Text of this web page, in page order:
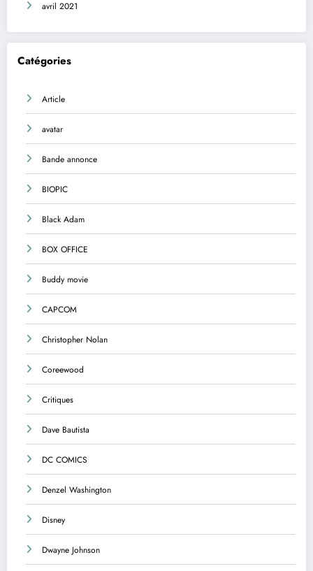
avril 2021
Catégories
Article
avatar
Bande annonce
BIOPIC
Black Adam
BOX OFFICE
Buddy movie
CAPCOM
Christopher Nolan
Coreewood
Critiques
Dave Bautista
DC COMICS
Denzel Washington
Disney
Dwayne Johnson